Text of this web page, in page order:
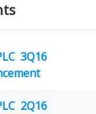
3Q16
2Q16